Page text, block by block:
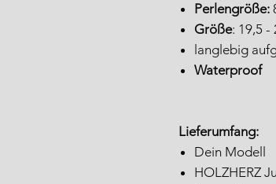
Perlengröße:
Größe: 19,5 -
langlebig
Waterproof
Lieferumfang:
Dein Modell
HOLZHERZ